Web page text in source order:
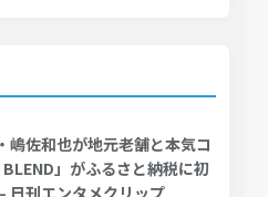
嶋佐和也が地元老舗と本気コ
」がふるさと納税に初
日刊エンタメクリップ